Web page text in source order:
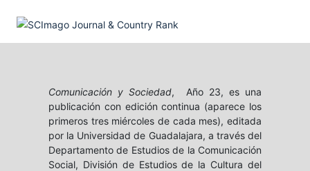
Comunicación y Sociedad, Año 23, es una
publicación con edición continua (aparece los
primeros tres miércoles de cada mes), editada
por la Universidad de Guadalajara, a través del
Departamento de Estudios de la Comunicación
Social, División de Estudios de la Cultura del